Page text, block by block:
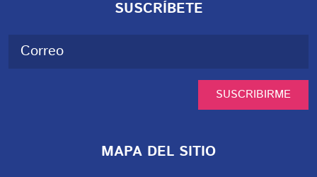
SUSCRÍBETE
SUSCRIBIRME
MAPA DEL SITIO